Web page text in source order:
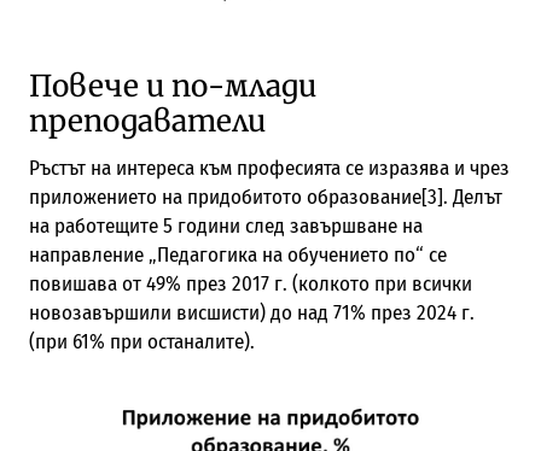
Повече и по-млади
преподаватели
Ръстът на интереса към професията се изразява и чрез
приложението на придобитото образование[3]. Делът
на работещите 5 години след завършване на
направление „Педагогика на обучението по“ се
повишава от 49% през 2017 г. (колкото при всички
новозавършили висшисти) до над 71% през 2024 г.
(при 61% при останалите).